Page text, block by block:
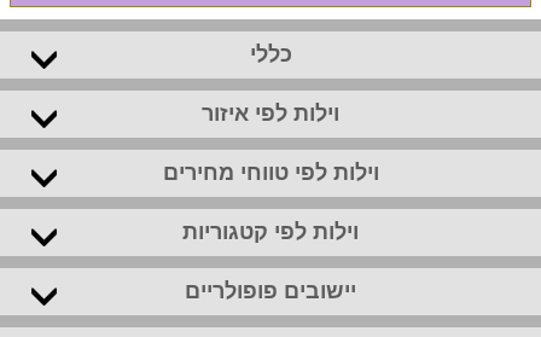
כללי
וילות לפי איזור
וילות לפי טווחי מחירים
וילות לפי קטגוריות
יישובים פופולריים